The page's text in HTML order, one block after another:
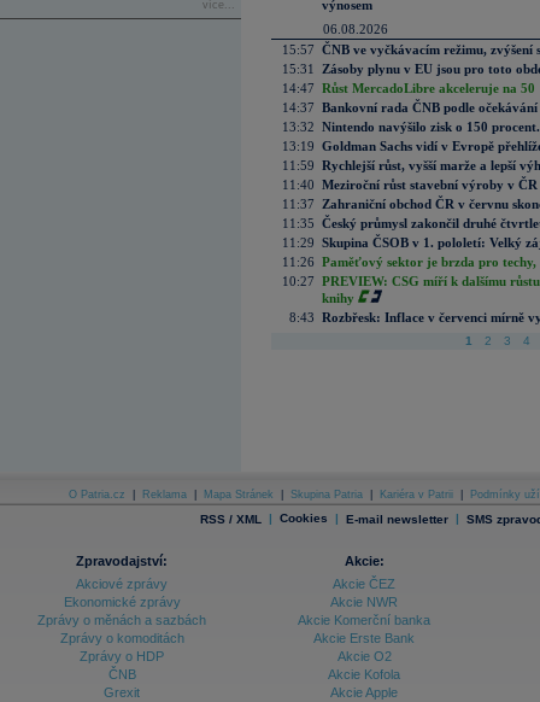
více...
výnosem
06.08.2026
15:57 ČNB ve vyčkávacím režimu, zvýšení
15:31
Zásoby plynu v EU jsou pro toto
14:47 Růst MercadoLibre akceleruje na
14:37 Bankovní rada ČNB podle
13:32 Nintendo navýšilo zisk o 150
13:19 Goldman Sachs vidí v Evropě
11:59 Rychlejší růst, vyšší marže a lepší
11:40 Meziroční růst stavební výroby v
11:37
Zahraniční obchod ČR v červnu
11:35 Český průmysl zakončil druhé
11:29 Skupina ČSOB v 1. pololetí: Velký
11:26 Paměťový sektor je brzda pro techy,
10:27 PREVIEW: CSG míří k dalšímu
knihy
8:43 Rozbřesk: Inflace v červenci mírně
1 2 3 4
O Patria.cz Reklama Mapa Stránek Skupina Patria Kariéra v Patrii Podmínky
RSS / XML | Cookies | E-mail newsletter | SMS
Zpravodajství:
Akciové zprávy
Ekonomické zprávy
Zprávy o měnách a sazbách
Zprávy o komoditách
Zprávy o HDP
ČNB
Grexit
Akcie:
Akcie ČEZ
Akcie NWR
Akcie Komerční banka
Akcie Erste Bank
Akcie O2
Akcie Kofola
Akcie Apple